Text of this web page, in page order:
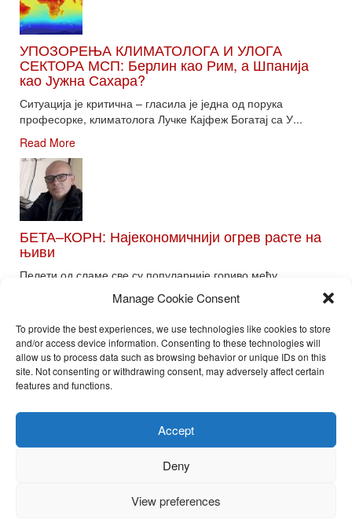
Manage Cookie Consent
To provide the best experiences, we use technologies like cookies to store
and/or access device information. Consenting to these technologies will
allow us to process data such as browsing behavior or unique IDs on this
site. Not consenting or withdrawing consent, may adversely affect certain
features and functions.
Accept
Deny
View preferences
УПОЗОРЕЊА КЛИМАТОЛОГА И УЛОГА
СЕКТОРА МСП: Берлин као Рим, а Шпанија
као Јужна Сахара?
Ситуација је критична – гласила је једна од порука
професорке, климатолога Лучке Кајфеж Богатај са У...
Read More
БЕТА–КОРН: Најекономичнији огрев расте на
њиви
Пелети од сламе све су популарније гориво међу
потрошачима. Главне препреке већoj производњи овог ог...
Toggle
Nira Press d.o.o.
Sadržaj ovog sajta je zakonom zaštićena intelektualna svojina
kopiranje, objavljivanje celine ili delova bilo kog proizvoda NiraPress